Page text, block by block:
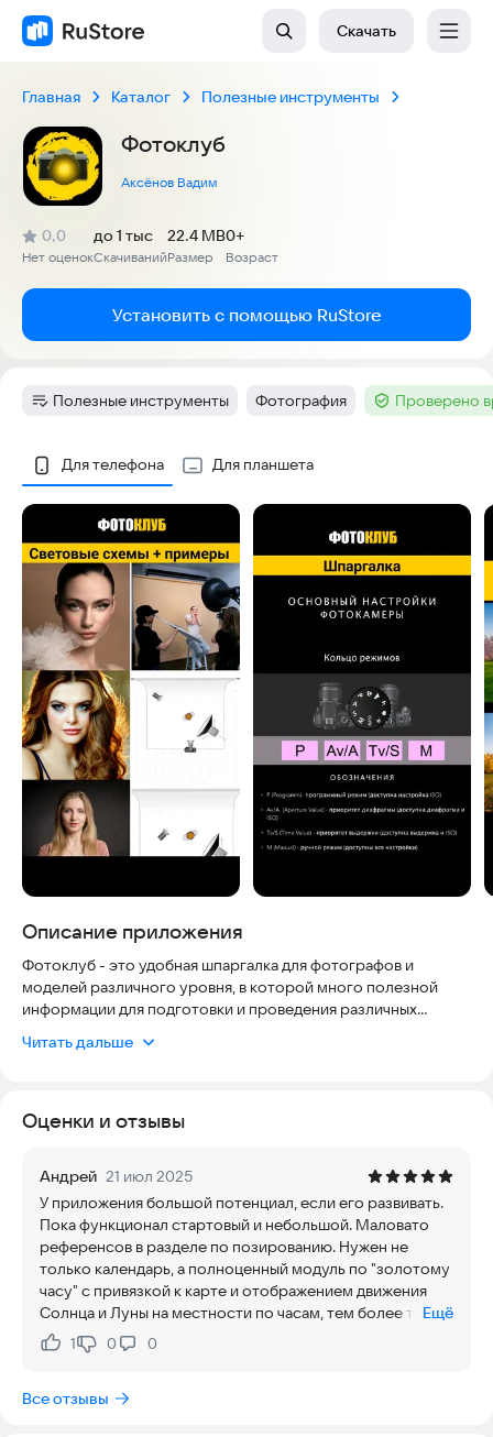
Скачать
Главная Каталог Полезные инструменты
Фотоклуб
Аксёнов Вадим
Рейтинг:
0,0
(
Нет оценок
)
Скачиваний
до 1 тыс
Размер
22.4 MB
Возраст
0+
Установить с помощью RuStore
Категория:
Полезные инструменты Тег:
Фотография Тег :Проверено
Скриншоты
Для телефона Для планшета
Описание приложения
Фотоклуб - это удобная шпаргалка для фотографов и
моделей различного уровня, в которой много полезной
информации для подготовки и проведения различных
"золотого часа", образцы договора между фотографом,
Читать дальше
Оценки и отзывы
Андрей 21 июл 2025
У приложения большой потенциал, если его развивать.
Пока функционал стартовый и небольшой. Маловато
референсов в разделе по позированию. Нужен не
только календарь, а полноценный модуль по "золотому
часу" с привязкой к карте и отображением движения
Солнца и Луны на местности по часам, тем более такие
приложения есть, но я бы предпочёл всё в одном.
Ещё
Нравится:
1Не нравится:
0 0
Все отзывы